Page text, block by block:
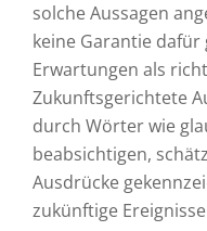
solche Aussagen
keine Garantie dafür
Erwartungen als
Zukunftsgerichtete
durch Wörter wie
beabsichtigen,
Ausdrücke
zukünftige